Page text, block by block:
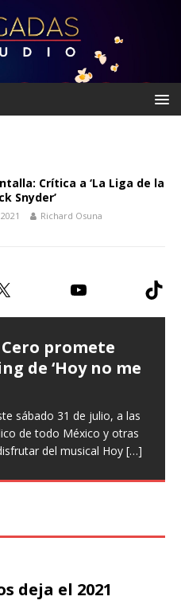
Crítica a ‘La Liga de la
Snyder’
Richard Osuna
promete
de ‘Hoy no me
sábado 31 de julio, a las
de todo México y otras
del musical Hoy […]
Goto expresa
es arte’ en
Osuna (IG:
Cortesía Nuestro
de Paulina Goto en la
risas con
llena de
función de la comedia
Chapu Garza, uno
de la obra, identificará
deja el 2021